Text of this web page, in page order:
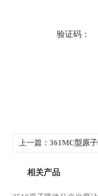
验证码：
上一篇： 361MC型原
相关产品